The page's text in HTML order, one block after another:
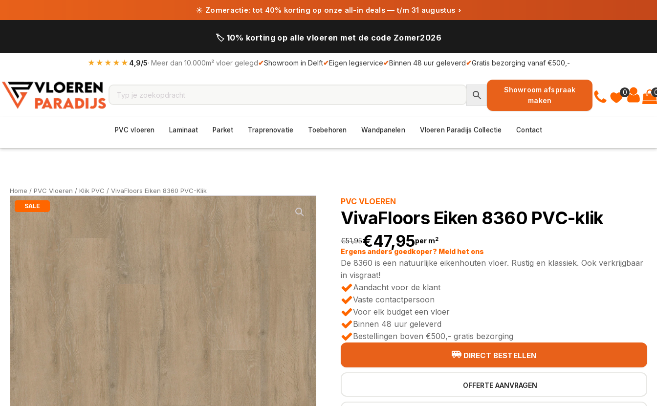
☀ Zomeractie: tot 40% korting op onze all-in deals — t/m 31 augustus ›
🏷️ 10% korting op alle vloeren met de code Zomer2026
★★★★★ 4,9/5· Meer dan 10.000m² vloer gelegd✔Showroom in Delft✔Eigen legservice✔Binnen 48 uur geleverd✔Gratis bezorging vanaf €500,-
0
Showroom afspraak
maken
PVC vloeren Laminaat Parket Traprenovatie Toebehoren Wandpanelen Vloeren Paradijs Collectie Contact
Home / PVC Vloeren / Klik PVC / VivaFloors Eiken 8360 PVC-Klik
SALE PVC VLOEREN
VivaFloors Eiken 8360 PVC-klik
€51,95
Oorspronkelijke
prijs
was:
€51,95.
€47,95
Huidige
prijs
is:
€47,95.
per m2
Ergens anders goedkoper? Meld het ons
De 8360 is een natuurlijke eikenhouten vloer. Rustig en klassiek. Ook verkrijgbaar
in visgraat!
Aandacht voor de klant
Vaste contactpersoon
Voor elk budget een vloer
Binnen 48 uur geleverd
Bestellingen boven €500,- gratis bezorging
DIRECT BESTELLEN
OFFERTE AANVRAGEN